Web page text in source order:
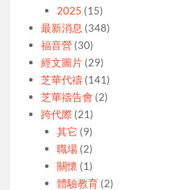
2025 (15)
最新消息 (348)
福音營 (30)
經文圖片 (29)
芝華代禱 (141)
芝華禱告會 (2)
跨代際 (21)
其它 (9)
職場(2)
關懷 (1)
體驗教育(2)